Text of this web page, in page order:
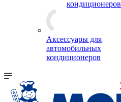
кондиционеров
Аксессуары для
автомобильных
кондиционеров